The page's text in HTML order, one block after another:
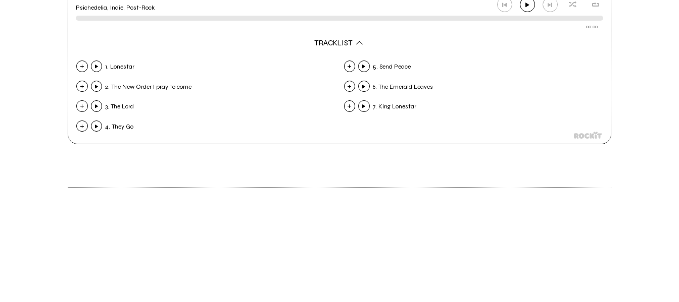
Psichedelia, Indie, Post-Rock
00:00
TRACKLIST
1. Lonestar
2. The New Order I pray to come
3. The Lord
4. They Go
5. Send Peace
6. The Emerald Leaves
7. King Lonestar